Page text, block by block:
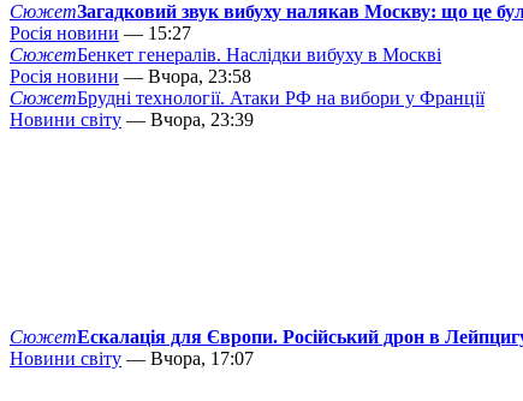
СюжетЗагадковий звук вибуху налякав Москву: що це
Росія новини — 15:27
СюжетБенкет генералів. Наслідки вибуху в Москві
Росія новини — Вчора, 23:58
СюжетБрудні технології. Атаки РФ на вибори у Франції
Новини світу — Вчора, 23:39
СюжетЕскалація для Європи. Російський дрон в
Новини світу — Вчора, 17:07